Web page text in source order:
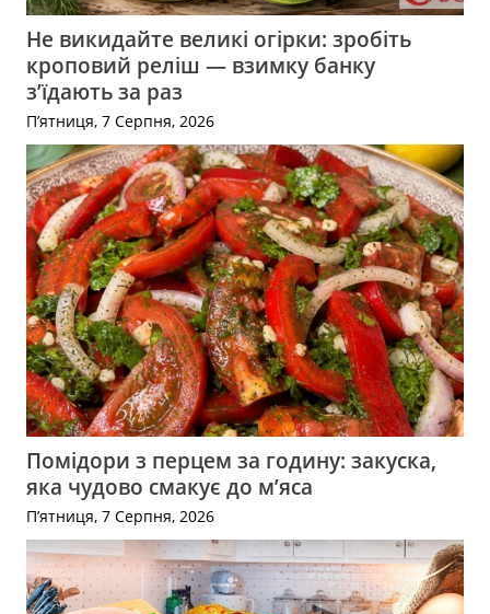
Не викидайте великі огірки: зробіть
кроповий реліш — взимку банку
з’їдають за раз
П’ятниця, 7 Серпня, 2026
Помідори з перцем за годину: закуска,
яка чудово смакує до м’яса
П’ятниця, 7 Серпня, 2026